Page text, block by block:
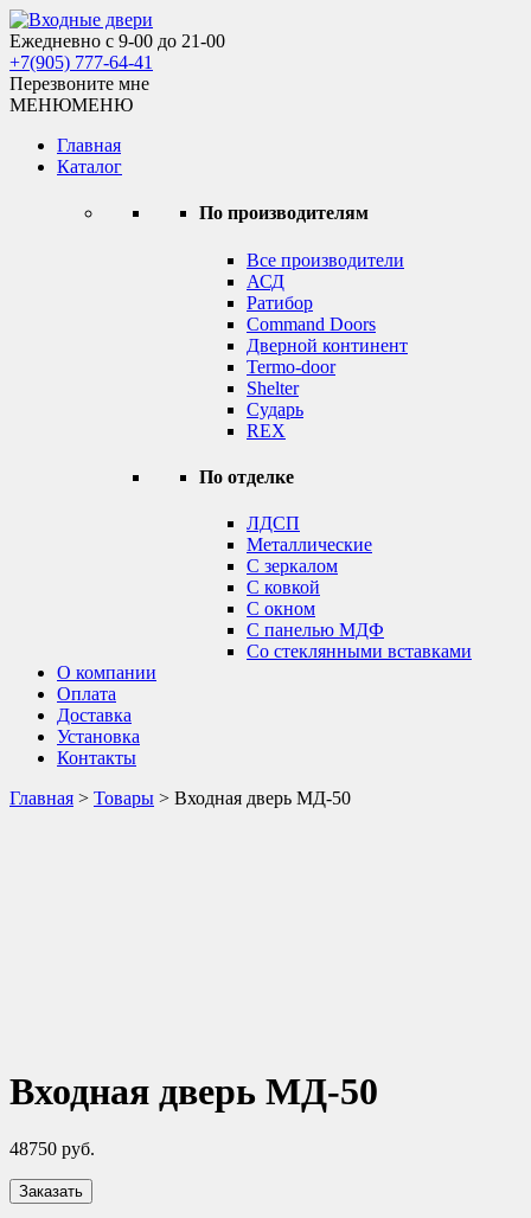
Skip
to
content
Входные двери
Ежедневно с 9-00 до 21-00
+7(905) 777-64-41
Перезвоните мне
МЕНЮМЕНЮ
Главная
Каталог
По производителям
Все производители
АСД
Ратибор
Command Doors
Дверной континент
Termo-door
Shelter
Сударь
REX
По отделке
ЛДСП
Металлические
С зеркалом
С ковкой
С окном
С панелью МДФ
Со стеклянными вставками
О компании
Оплата
Доставка
Установка
Контакты
Главная > Товары > Входная дверь МД-50
Входная дверь МД-50
48750 руб.
Заказать